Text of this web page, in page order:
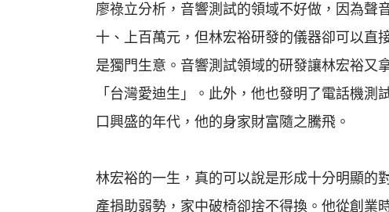
廖祿立分析，音響測試的領域不好做，因為聲
十、上百萬元，但林宏裕研發的儀器卻可以直
是獨門生意。音響測試領域的研發讓林宏裕又
「台灣愛迪生」。此外，他也發明了電話機
口興盛的年代，他的身家財富隨之騰飛。
林宏裕的一生，真的可以說是形成十分明顯
產捐助弱勢，家中破椅卻捨不得換。他從創業